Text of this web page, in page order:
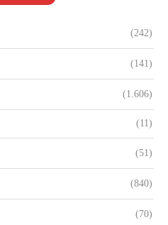
(242)
(141)
(1.606)
(11)
(51)
(840)
(70)